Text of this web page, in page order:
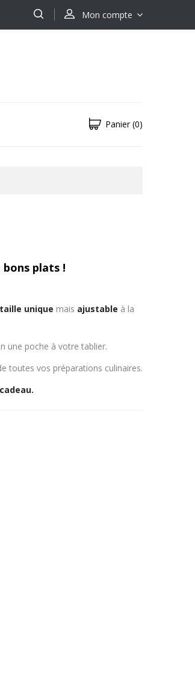
Mon compte
Panier (0)
plats !
taille unique mais ajustable à la
une poche à votre tablier.
toutes vos préparations culinaires.